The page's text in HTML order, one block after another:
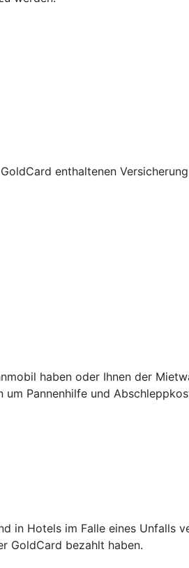
enthaltenen
haben oder Ihnen der
Pannenhilfe und
in Hotels im Falle eines Unfalls
GoldCard bezahlt haben.